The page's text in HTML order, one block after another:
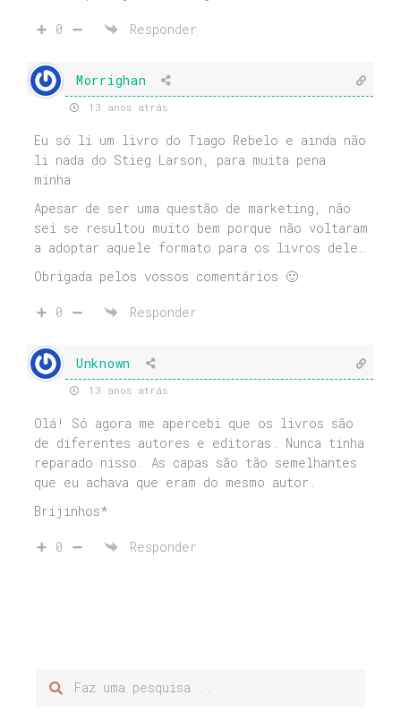
0 Responder
Morrighan
13 anos atrás
Eu só li um livro do Tiago Rebelo e ainda não
li nada do Stieg Larson, para muita pena
minha.
Apesar de ser uma questão de marketing, não
sei se resultou muito bem porque não voltaram
a adoptar aquele formato para os livros dele…
Obrigada pelos vossos comentários 🙂
0 Responder
Unknown
13 anos atrás
Olá! Só agora me apercebi que os livros são
de diferentes autores e editoras. Nunca tinha
reparado nisso. As capas são tão semelhantes
que eu achava que eram do mesmo autor.
Brijinhos*
0 Responder